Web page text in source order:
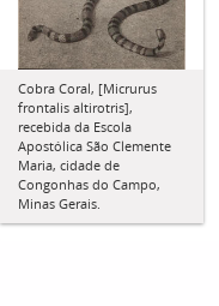
Cobra Coral, [Micrurus
frontalis altirotris],
recebida da Escola
Apostólica São Clemente
Maria, cidade de
Congonhas do Campo,
Minas Gerais.